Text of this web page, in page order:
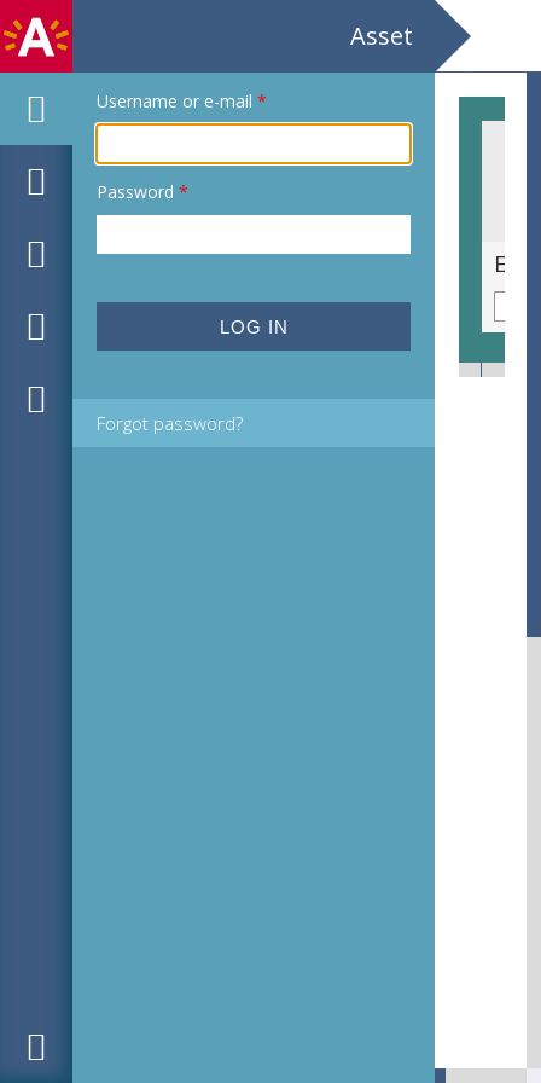
Asset
Username or e-mail *
Password *
Forgot password?
Ex libris voor A. Corderas